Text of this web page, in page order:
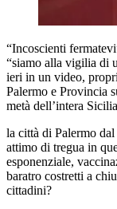
“Incoscienti
“siamo alla vigilia di
ieri in un video,
Palermo e Provincia
metà dell’intera
la città di Palermo
attimo di tregua in
esponenziale,
baratro costretti a
cittadini?